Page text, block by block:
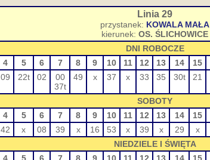
Linia 29
przystanek: KOWALA MAŁA
kierunek: OS. ŚLICHOWICE
DNI ROBOCZE
4 5 6 7 8 9 10 11 12 13 14 15
09 22t 02
00
37t
49 x 37 x 33 35 30t 21
SOBOTY
4 5 6 7 8 9 10 11 12 13 14 15
42 x 08 39 x 16 53 x 39 x 29 x
NIEDZIELE I ŚWIĘTA